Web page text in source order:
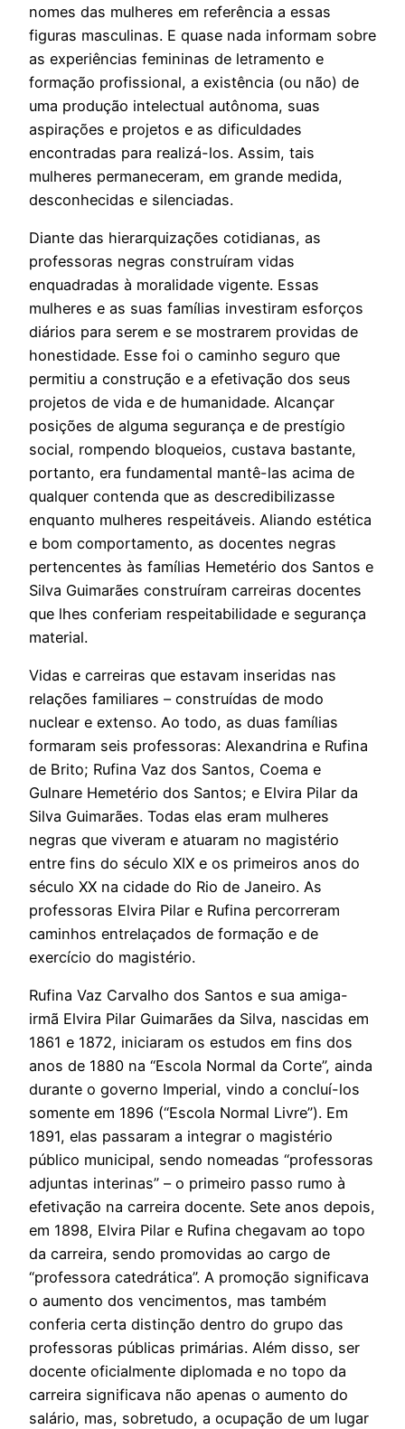
nomes das mulheres em referência a essas
figuras masculinas. E quase nada informam sobre
as experiências femininas de letramento e
formação profissional, a existência (ou não) de
uma produção intelectual autônoma, suas
aspirações e projetos e as dificuldades
encontradas para realizá-los. Assim, tais
mulheres permaneceram, em grande medida,
desconhecidas e silenciadas.
Diante das hierarquizações cotidianas, as
professoras negras construíram vidas
enquadradas à moralidade vigente. Essas
mulheres e as suas famílias investiram esforços
diários para serem e se mostrarem providas de
honestidade. Esse foi o caminho seguro que
permitiu a construção e a efetivação dos seus
projetos de vida e de humanidade. Alcançar
posições de alguma segurança e de prestígio
social, rompendo bloqueios, custava bastante,
portanto, era fundamental mantê-las acima de
qualquer contenda que as descredibilizasse
enquanto mulheres respeitáveis. Aliando estética
e bom comportamento, as docentes negras
pertencentes às famílias Hemetério dos Santos e
Silva Guimarães construíram carreiras docentes
que lhes conferiam respeitabilidade e segurança
material.
Vidas e carreiras que estavam inseridas nas
relações familiares – construídas de modo
nuclear e extenso. Ao todo, as duas famílias
formaram seis professoras: Alexandrina e Rufina
de Brito; Rufina Vaz dos Santos, Coema e
Gulnare Hemetério dos Santos; e Elvira Pilar da
Silva Guimarães. Todas elas eram mulheres
negras que viveram e atuaram no magistério
entre fins do século XIX e os primeiros anos do
século XX na cidade do Rio de Janeiro. As
professoras Elvira Pilar e Rufina percorreram
caminhos entrelaçados de formação e de
exercício do magistério.
Rufina Vaz Carvalho dos Santos e sua amiga-
irmã Elvira Pilar Guimarães da Silva, nascidas em
1861 e 1872, iniciaram os estudos em fins dos
anos de 1880 na “Escola Normal da Corte”, ainda
durante o governo Imperial, vindo a concluí-los
somente em 1896 (“Escola Normal Livre”). Em
1891, elas passaram a integrar o magistério
público municipal, sendo nomeadas “professoras
adjuntas interinas” – o primeiro passo rumo à
efetivação na carreira docente. Sete anos depois,
em 1898, Elvira Pilar e Rufina chegavam ao topo
da carreira, sendo promovidas ao cargo de
“professora catedrática”. A promoção significava
o aumento dos vencimentos, mas também
conferia certa distinção dentro do grupo das
professoras públicas primárias. Além disso, ser
docente oficialmente diplomada e no topo da
carreira significava não apenas o aumento do
salário, mas, sobretudo, a ocupação de um lugar